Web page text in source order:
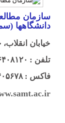
سازمان
دانشگاهها
خيابان انقلاب،
تلفن : ۶۶۴۰۸۱۲۰
فاکس : ۶۶۴۰۵۶۷۸